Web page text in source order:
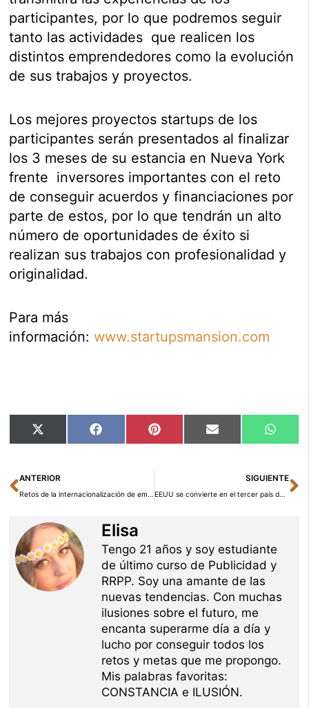
participantes, por lo que podremos seguir
tanto las actividades que realicen los
distintos emprendedores como la evolución
de sus trabajos y proyectos.
Los mejores proyectos startups de los
participantes serán presentados al finalizar
los 3 meses de su estancia en Nueva York
frente inversores importantes con el reto
de conseguir acuerdos y financiaciones por
parte de estos, por lo que tendrán un alto
número de oportunidades de éxito si
realizan sus trabajos con profesionalidad y
originalidad.
Para más
información:www.startupsmansion.com
Compartir
en
X
(Twitter)
Compartir
en
Facebook Compartir
en
Pinterest Compartir
en
Email
en
Ant
ANTERIOR
Retos de la internacionalización de empresas
SIGUIENTE
EEUU se convierte en el tercer país del mundo por valor de pagos en yuanes
Elisa
Tengo 21 años y soy estudiante
de último curso de Publicidad y
RRPP. Soy una amante de las
nuevas tendencias. Con muchas
ilusiones sobre el futuro, me
encanta superarme día a día y
lucho por conseguir todos los
retos y metas que me propongo.
Mis palabras favoritas:
CONSTANCIA e ILUSIÓN.